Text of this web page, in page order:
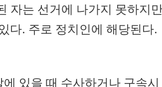
자는 선거에 나가지 못하지
다. 주로 정치인에 해당된다.
있을 때 수사하거나 구속시